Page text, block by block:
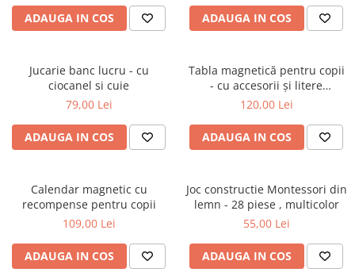
ADAUGA IN COS ADAUGA IN COS
Jucarie banc lucru - cu
ciocanel si cuie
79,00 Lei
ADAUGA IN COS
Tabla magnetică pentru copii
- cu accesorii și litere
magnetice
120,00 Lei
ADAUGA IN COS
Calendar magnetic cu
recompense pentru copii
109,00 Lei
ADAUGA IN COS
Joc constructie Montessori din
lemn - 28 piese , multicolor
55,00 Lei
ADAUGA IN COS